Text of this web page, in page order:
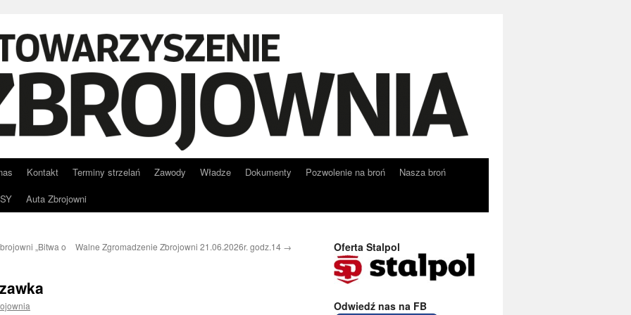
Kontakt Terminy strzelań Zawody Władze Dokumenty Pozwolenie na broń
Nasza broń
Auta Zbrojowni
„Bitwa o
Walne Zgromadzenie Zbrojowni 21.06.2026r. godz.14 → Oferta Stalpol
Odwiedź nas na FB